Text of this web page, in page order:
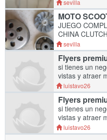
SOFTAIL,
sevilla
MOTO
JUEGO
CHINA
CLUTCH
NUEVO
2014
A CUALQUIER
sevilla
Flyers
si tienes un
vistas y atraer
premium para
precio
WhatsApp 52
luistavo26
Flyers
si tienes un
vistas y atraer
premium para
precio
luistavo26